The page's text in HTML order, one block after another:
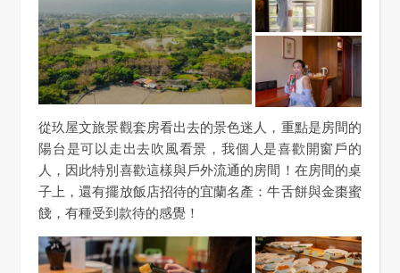
從玖屋文旅景觀套房看出去的景色迷人，重點是房間的
陽台是可以走出去吹風看景，我個人是喜歡開窗戶的
人，因此特別喜歡這樣與戶外流通的房間！在房間的桌
子上，還有擺放飯店招待的宜蘭名產：牛舌餅與金棗蜜
餞，有種受到款待的感覺！